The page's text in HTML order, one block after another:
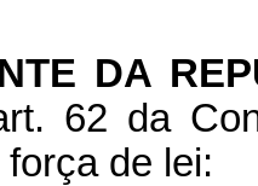
DA
62 da
de lei: